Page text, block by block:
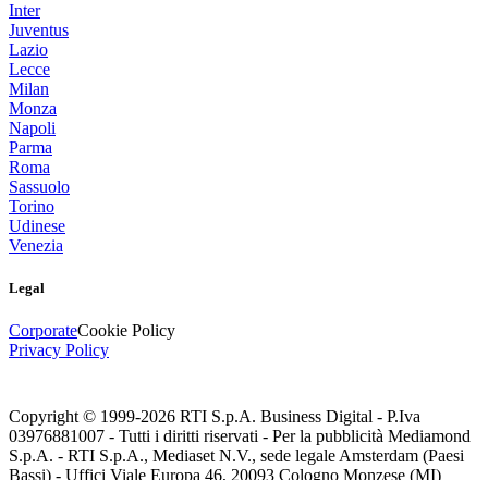
Inter
Juventus
Lazio
Lecce
Milan
Monza
Napoli
Parma
Roma
Sassuolo
Torino
Udinese
Venezia
Legal
CorporateCookie Policy
Privacy Policy
Copyright © 1999-2026 RTI S.p.A. Business Digital - P.Iva
03976881007 - Tutti i diritti riservati - Per la pubblicità Mediamond
S.p.A. - RTI S.p.A., Mediaset N.V., sede legale Amsterdam (Paesi
Bassi) - Uffici Viale Europa 46, 20093 Cologno Monzese (MI)